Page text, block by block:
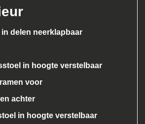
delen neerklapbaar
in hoogte verstelbaar
voor
achter
in hoogte verstelbaar